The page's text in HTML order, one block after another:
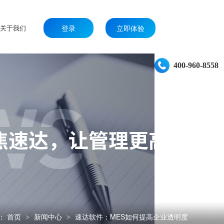
关于我们 登录 立即体验
400-960-8558
首页 > 新闻中心 > 速达软件：MES如何提高企业透明度